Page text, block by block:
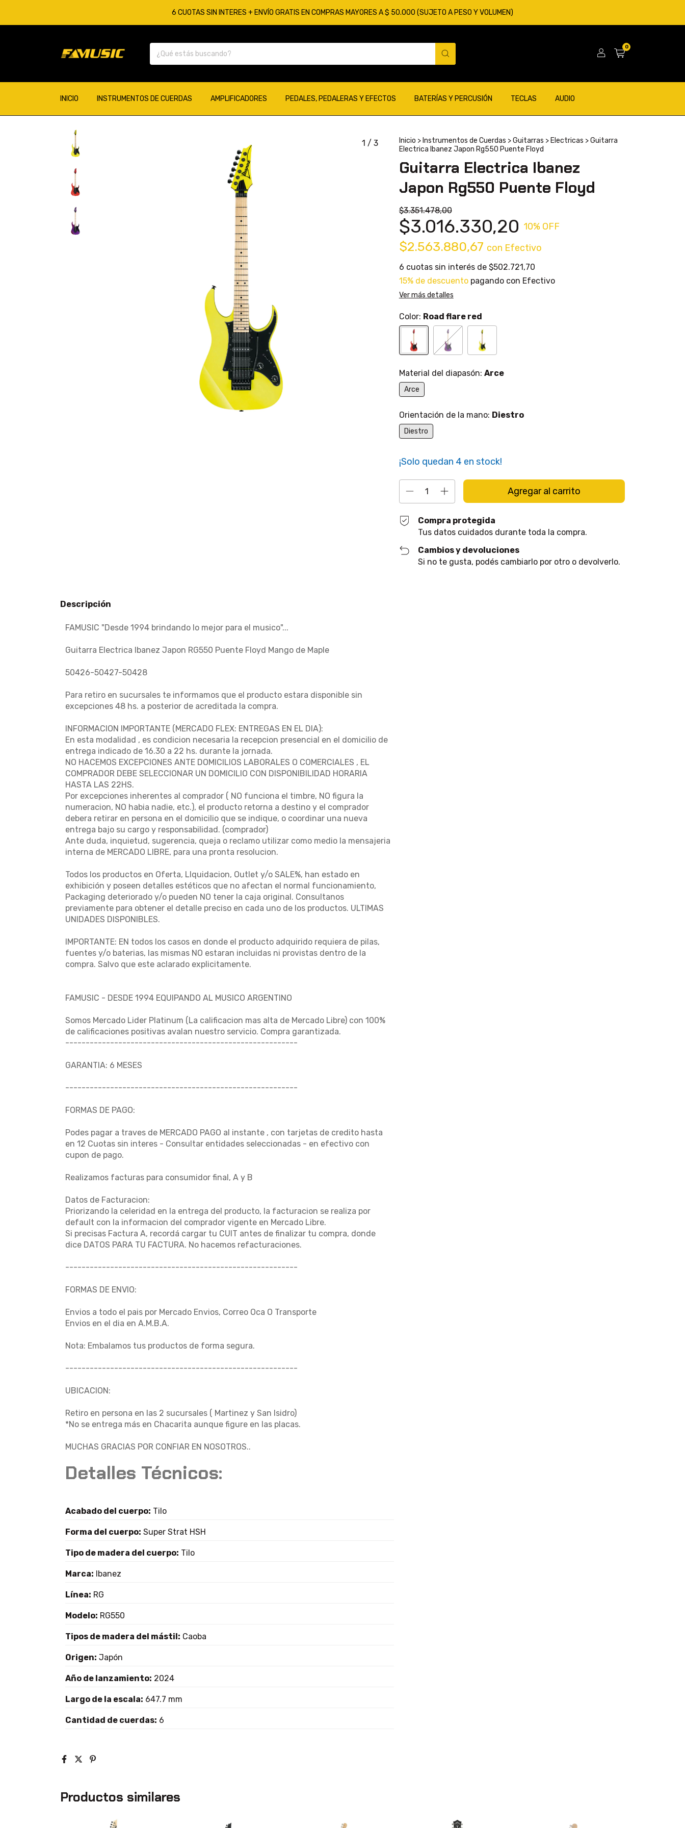
6 CUOTAS SIN INTERES + ENVÍO GRATIS EN COMPRAS MAYORES A $ 50.000 (SUJETO A PESO Y VOLUMEN)
0
INICIO INSTRUMENTOS DE CUERDAS AMPLIFICADORES PEDALES, PEDALERAS Y EFECTOS BATERÍAS Y PERCUSIÓN TECLAS AUDIO
1 / 3 Inicio > Instrumentos de Cuerdas >Guitarras > Electricas >Guitarra
Electrica Ibanez Japon Rg550 Puente Floyd
Guitarra Electrica Ibanez
Japon Rg550 Puente Floyd
$3.351.478,00
$3.016.330,20 10% OFF
$2.563.880,67 con Efectivo
6 cuotas sin interés de $502.721,70
15% de descuentopagando con Efectivo
Ver más detalles
Color: Road flare red
Material del diapasón: Arce
Arce
Orientación de la mano: Diestro
Diestro
¡Solo quedan 4 en stock!
Compra protegida
Tus datos cuidados durante toda la compra.
Cambios y devoluciones
Si no te gusta, podés cambiarlo por otro o devolverlo.
Descripción
FAMUSIC "Desde 1994 brindando lo mejor para el musico"...
Guitarra Electrica Ibanez Japon RG550 Puente Floyd Mango de Maple
50426-50427-50428
Para retiro en sucursales te informamos que el producto estara disponible sin
excepciones 48 hs. a posterior de acreditada la compra.
INFORMACION IMPORTANTE (MERCADO FLEX: ENTREGAS EN EL DIA):
En esta modalidad , es condicion necesaria la recepcion presencial en el domicilio de
entrega indicado de 16.30 a 22 hs. durante la jornada.
NO HACEMOS EXCEPCIONES ANTE DOMICILIOS LABORALES O COMERCIALES , EL
COMPRADOR DEBE SELECCIONAR UN DOMICILIO CON DISPONIBILIDAD HORARIA
HASTA LAS 22HS.
Por excepciones inherentes al comprador ( NO funciona el timbre, NO figura la
numeracion, NO habia nadie, etc.), el producto retorna a destino y el comprador
debera retirar en persona en el domicilio que se indique, o coordinar una nueva
entrega bajo su cargo y responsabilidad. (comprador)
Ante duda, inquietud, sugerencia, queja o reclamo utilizar como medio la mensajeria
interna de MERCADO LIBRE, para una pronta resolucion.
Todos los productos en Oferta, LIquidacion, Outlet y/o SALE%, han estado en
exhibición y poseen detalles estéticos que no afectan el normal funcionamiento,
Packaging deteriorado y/o pueden NO tener la caja original. Consultanos
previamente para obtener el detalle preciso en cada uno de los productos. ULTIMAS
UNIDADES DISPONIBLES.
IMPORTANTE: EN todos los casos en donde el producto adquirido requiera de pilas,
fuentes y/o baterias, las mismas NO estaran incluidas ni provistas dentro de la
compra. Salvo que este aclarado explicitamente.
FAMUSIC - DESDE 1994 EQUIPANDO AL MUSICO ARGENTINO
Somos Mercado Lider Platinum (La calificacion mas alta de Mercado Libre) con 100%
de calificaciones positivas avalan nuestro servicio. Compra garantizada.
---------------------------------------------------------
GARANTIA: 6 MESES
---------------------------------------------------------
FORMAS DE PAGO:
Podes pagar a traves de MERCADO PAGO al instante , con tarjetas de credito hasta
en 12 Cuotas sin interes - Consultar entidades seleccionadas - en efectivo con
cupon de pago.
Realizamos facturas para consumidor final, A y B
Datos de Facturacion:
Priorizando la celeridad en la entrega del producto, la facturacion se realiza por
default con la informacion del comprador vigente en Mercado Libre.
Si precisas Factura A, recordá cargar tu CUIT antes de finalizar tu compra, donde
dice DATOS PARA TU FACTURA. No hacemos refacturaciones.
---------------------------------------------------------
FORMAS DE ENVIO:
Envios a todo el pais por Mercado Envios, Correo Oca O Transporte
Envios en el dia en A.M.B.A.
Nota: Embalamos tus productos de forma segura.
---------------------------------------------------------
UBICACION:
Retiro en persona en las 2 sucursales ( Martinez y San Isidro)
*No se entrega más en Chacarita aunque figure en las placas.
MUCHAS GRACIAS POR CONFIAR EN NOSOTROS..
Detalles Técnicos:
Acabado del cuerpo: Tilo
Forma del cuerpo: Super Strat HSH
Tipo de madera del cuerpo: Tilo
Marca: Ibanez
Línea: RG
Modelo: RG550
Tipos de madera del mástil: Caoba
Origen: Japón
Año de lanzamiento: 2024
Largo de la escala: 647.7 mm
Cantidad de cuerdas: 6
Productos similares